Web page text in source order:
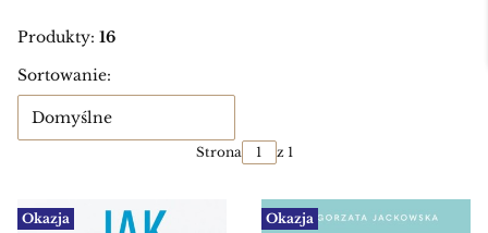
Produkty: 16
Lista produktów
Sortowanie:
Domyślne
Strona z 1
Okazja Okazja